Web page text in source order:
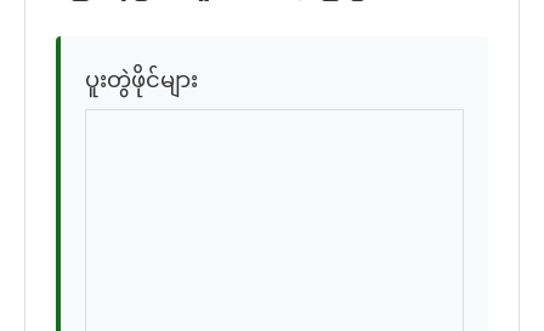
ပူးတွဲဖိုင်များ